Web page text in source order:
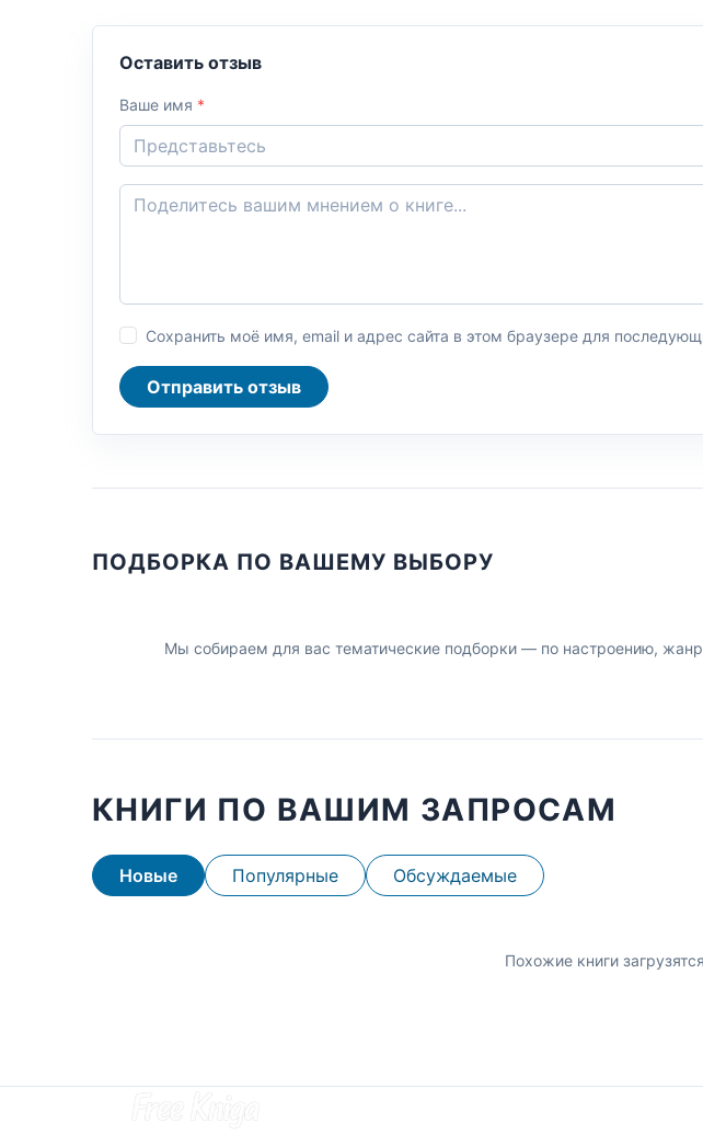
Оставить отзыв
Ваше имя *
Сохранить моё имя, email и адрес сайта в этом браузере для
Отправить отзыв
ПОДБОРКА ПО ВАШЕМУ ВЫБОРУ
Мы собираем для вас тематические подборки — по настроению,
КНИГИ ПО ВАШИМ ЗАПРОСАМ
Новые Популярные Обсуждаемые
Похожие книги